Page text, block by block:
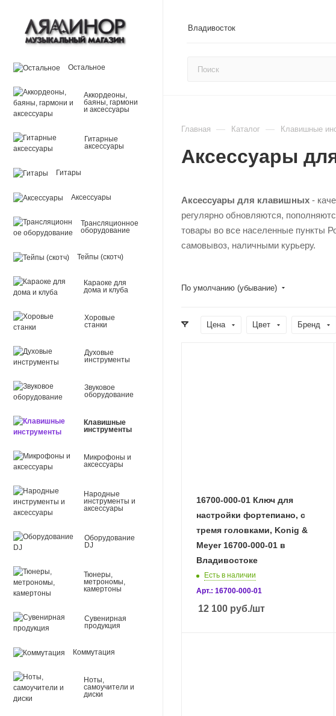
Владивосток
Остальное
Аккордеоны,
баяны, гармони
и аксессуары
Гитарные
аксессуары
Гитары
Аксессуары
Трансляционное
оборудование
Тейпы (скотч)
Караоке для
дома и клуба
Хоровые
станки
Духовые
инструменты
Звуковое
оборудование
Клавишные
инструменты
Микрофоны и
аксессуары
Народные
инструменты и
аксессуары
Оборудование
DJ
Тюнеры,
метрономы,
камертоны
Сувенирная
продукция
Коммутация
Ноты,
самоучители и
диски
Главная — Каталог — Клавишные
Аксессуары
Аксессуары для клавишных -
регулярно обновляются,
товары во все населенные пункты
самовывоз, наличными курьеру.
По умолчанию (убывание)
Цена Цвет Бренд
16700-000-01 Ключ для
настройки фортепиано, с
тремя головками, Konig &
Meyer 16700-000-01 в
Владивостоке
Есть в наличии
Арт.: 16700-000-01
12 100 руб./шт